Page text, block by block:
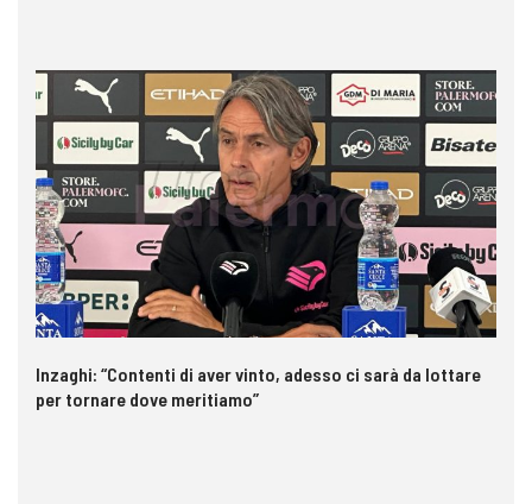
Inzaghi: “Contenti di aver vinto, adesso ci sarà da lottare
per tornare dove meritiamo”